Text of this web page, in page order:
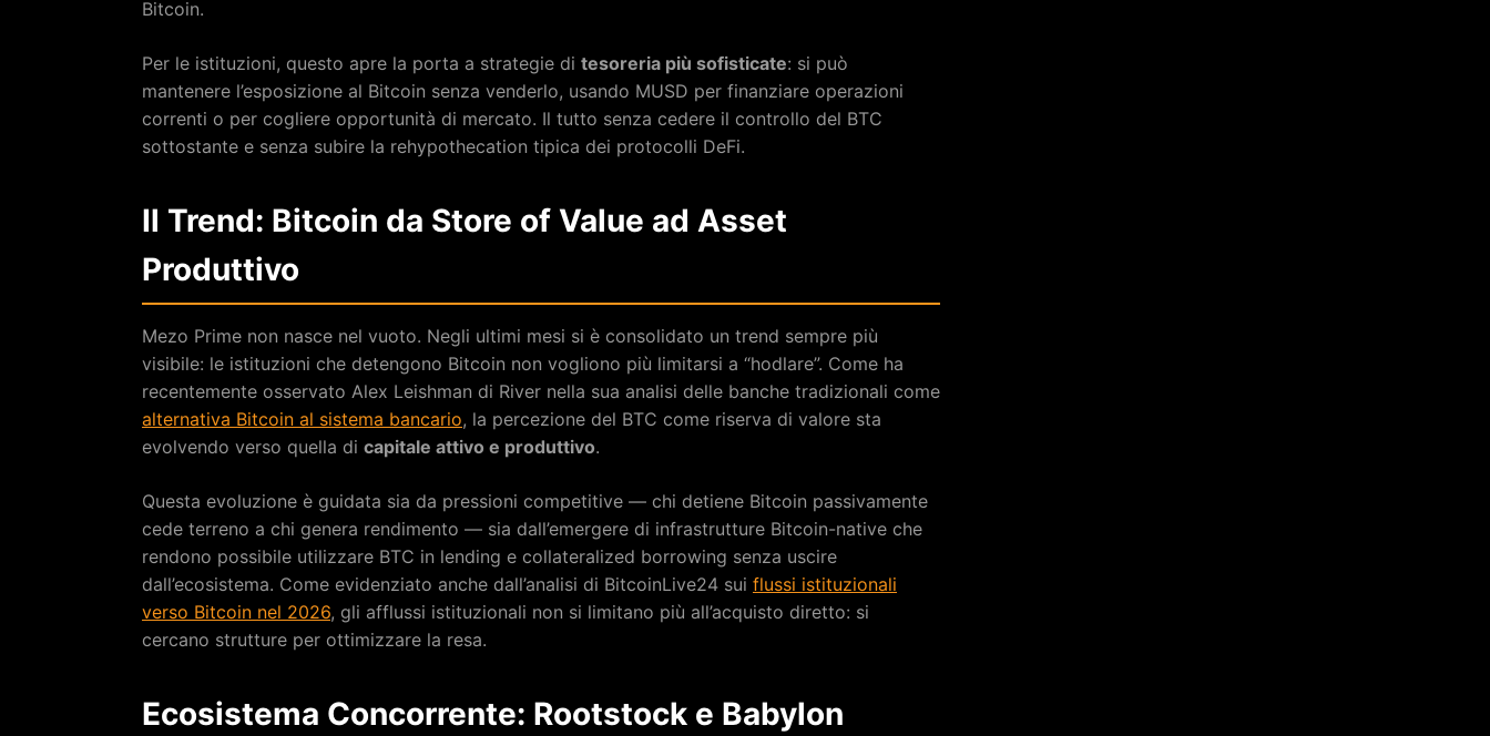
Bitcoin.
Per le istituzioni, questo apre la porta a strategie di tesoreria più sofisticate: si può
mantenere l’esposizione al Bitcoin senza venderlo, usando MUSD per finanziare operazioni
correnti o per cogliere opportunità di mercato. Il tutto senza cedere il controllo del BTC
sottostante e senza subire la rehypothecation tipica dei protocolli DeFi.
Il Trend: Bitcoin da Store of Value ad Asset
Produttivo
Mezo Prime non nasce nel vuoto. Negli ultimi mesi si è consolidato un trend sempre più
visibile: le istituzioni che detengono Bitcoin non vogliono più limitarsi a “hodlare”. Come ha
recentemente osservato Alex Leishman di River nella sua analisi delle banche tradizionali come
alternativa Bitcoin al sistema bancario, la percezione del BTC come riserva di valore sta
evolvendo verso quella di capitale attivo e produttivo.
Questa evoluzione è guidata sia da pressioni competitive — chi detiene Bitcoin passivamente
cede terreno a chi genera rendimento — sia dall’emergere di infrastrutture Bitcoin-native che
rendono possibile utilizzare BTC in lending e collateralized borrowing senza uscire
dall’ecosistema. Come evidenziato anche dall’analisi di BitcoinLive24 sui flussi istituzionali
verso Bitcoin nel 2026, gli afflussi istituzionali non si limitano più all’acquisto diretto: si
cercano strutture per ottimizzare la resa.
Ecosistema Concorrente: Rootstock e Babylon